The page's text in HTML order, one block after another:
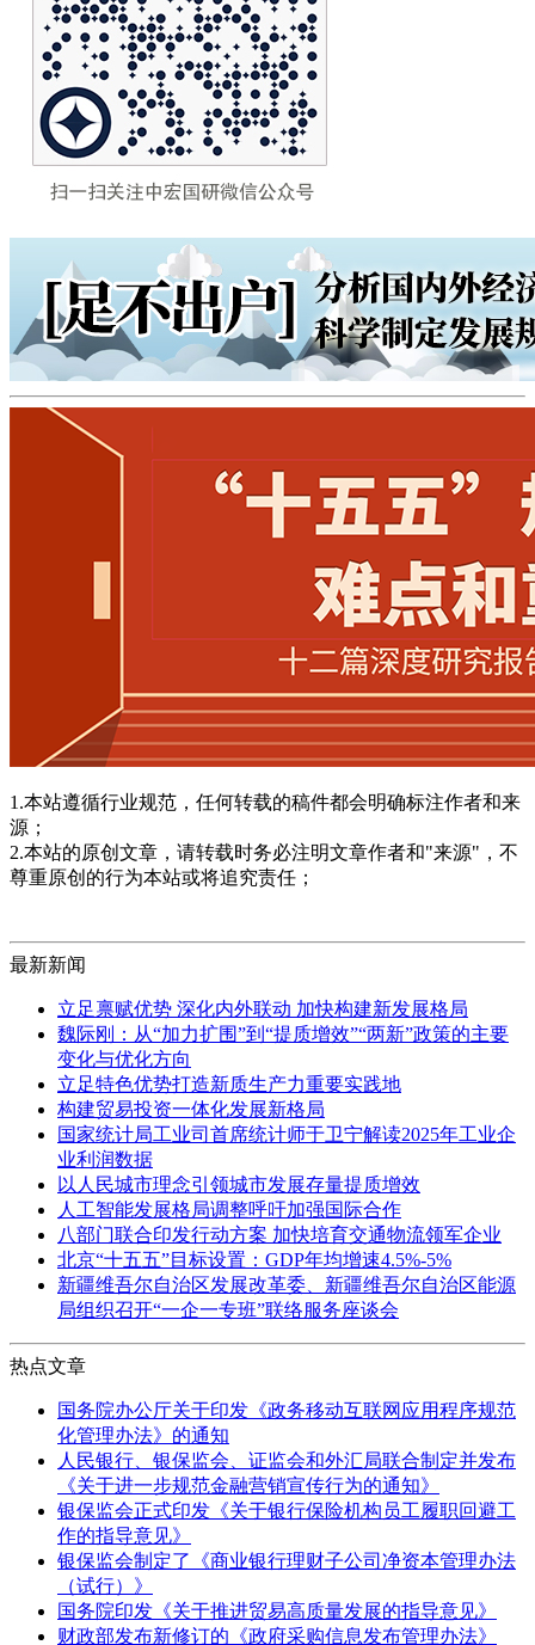
1.本站遵循行业规范，任何转载的稿件都会明确标注作者和来
源；
2.本站的原创文章，请转载时务必注明文章作者和"来源"，不
尊重原创的行为本站或将追究责任；
最新新闻
立足禀赋优势 深化内外联动 加快构建新发展格局
魏际刚：从“加力扩围”到“提质增效”“两新”政策的主要
变化与优化方向
立足特色优势打造新质生产力重要实践地
构建贸易投资一体化发展新格局
国家统计局工业司首席统计师于卫宁解读2025年工业企
业利润数据
以人民城市理念引领城市发展存量提质增效
人工智能发展格局调整呼吁加强国际合作
八部门联合印发行动方案 加快培育交通物流领军企业
北京“十五五”目标设置：GDP年均增速4.5%-5%
新疆维吾尔自治区发展改革委、新疆维吾尔自治区能源
局组织召开“一企一专班”联络服务座谈会
热点文章
国务院办公厅关于印发《政务移动互联网应用程序规范
化管理办法》的通知
人民银行、银保监会、证监会和外汇局联合制定并发布
《关于进一步规范金融营销宣传行为的通知》
银保监会正式印发《关于银行保险机构员工履职回避工
作的指导意见》
银保监会制定了《商业银行理财子公司净资本管理办法
（试行）》
国务院印发《关于推进贸易高质量发展的指导意见》
财政部发布新修订的《政府采购信息发布管理办法》